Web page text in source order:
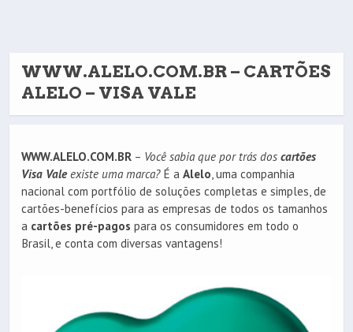
WWW.ALELO.COM.BR – CARTÕES
ALELO – VISA VALE
WWW.ALELO.COM.BR – Você sabia que por trás dos cartões
Visa Vale existe uma marca?É a Alelo, uma companhia
nacional com portfólio de soluções completas e simples, de
cartões-benefícios para as empresas de todos os tamanhos
a cartões pré-pagos para os consumidores em todo o
Brasil, e conta com diversas vantagens!